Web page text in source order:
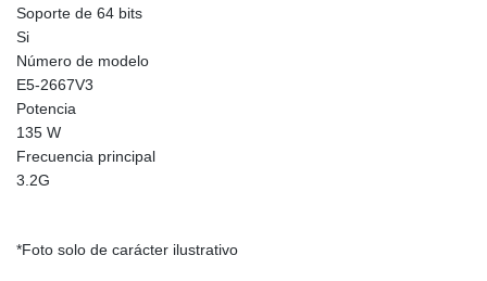
Soporte de 64 bits
Si
Número de modelo
E5-2667V3
Potencia
135 W
Frecuencia principal
3.2G
*Foto solo de carácter ilustrativo